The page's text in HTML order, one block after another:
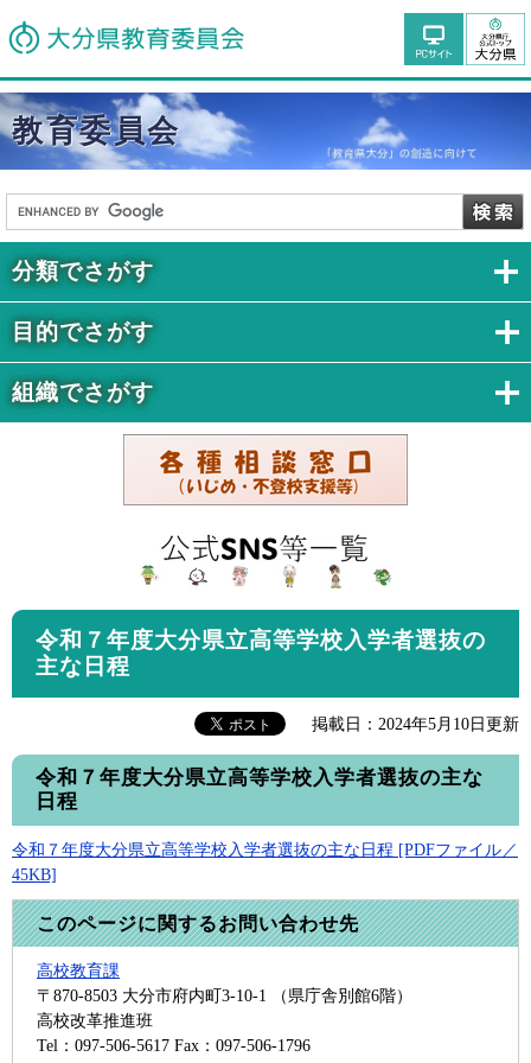
教育委員会
令和７年度大分県立高等学校入学者選抜の
主な日程
掲載日：2024年5月10日更新
令和７年度大分県立高等学校入学者選抜の主な
日程
令和７年度大分県立高等学校入学者選抜の主な日程 [PDFファイル／
45KB]
このページに関するお問い合わせ先
高校教育課
〒870-8503 大分市府内町3-10-1 （県庁舎別館6階）
高校改革推進班
Tel：097-506-5617 Fax：097-506-1796
分類でさがす
目的でさがす
組織でさがす